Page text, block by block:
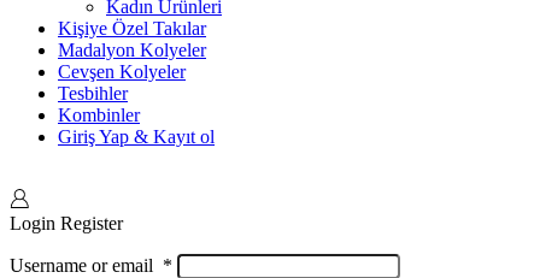
Kadın Ürünleri
Kişiye Özel Takılar
Madalyon Kolyeler
Cevşen Kolyeler
Tesbihler
Kombinler
Giriş Yap & Kayıt ol
Login Register
Username or email *